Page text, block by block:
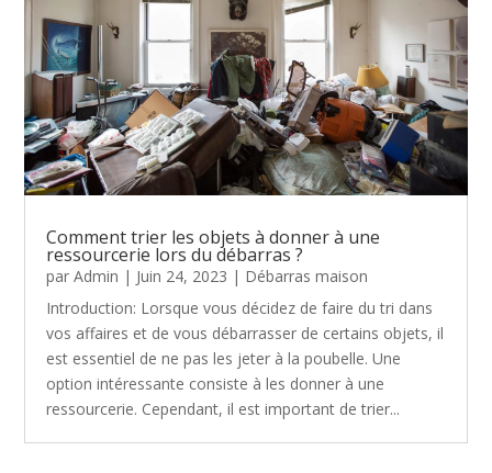
Comment trier les objets à donner à une
ressourcerie lors du débarras ?
parAdmin | Juin 24, 2023 | Débarras maison
Introduction: Lorsque vous décidez de faire du tri dans
vos affaires et de vous débarrasser de certains objets, il
est essentiel de ne pas les jeter à la poubelle. Une
option intéressante consiste à les donner à une
ressourcerie. Cependant, il est important de trier...